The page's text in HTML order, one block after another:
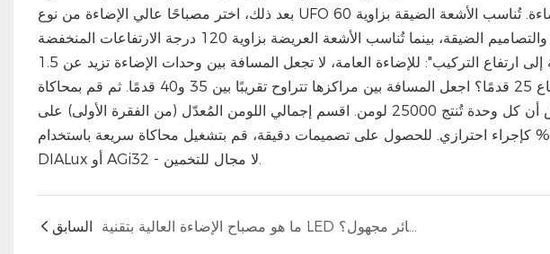
بعد ذلك، اختر مصباحًا عالي الإضاءة من نوع UFO بزاوية شعاع تتناسب مع المسافة بين وحدات الإضاءة. تُناسب الأشعة الضيقة بزاوية 60
درجة الأسقف التي يزيد ارتفاعها عن 40 قدمًا والتصاميم الضيقة، بينما تُناسب الأشعة العريضة بزاوية 120 درجة الارتفاعات المنخفضة
والأرضيات المفتوحة. استخدم قاعدة "نسبة المسافة إلى ارتفاع التركيب": للإضاءة العامة، لا تجعل المسافة بين وحدات الإضاءة تزيد عن 1.5
ضعف ارتفاع تركيبها. هل تُركّب مصباحًا على ارتفاع 25 قدمًا؟ اجعل المسافة بين مراكزها تتراوح تقريبًا بين 35 و40 قدمًا. ثم قم بمحاكاة
الإضاءة باستخدام ناتج لومن واحد لكل وحدة. لنفترض أن كل وحدة تُنتج 25000 لومن. اقسم إجمالي اللومن المُعدّل (من الفقرة الأولى) على
25000 للحصول على الكمية. أضف دائمًا 10-15% كإجراء احترازي. للحصول على تصميمات دقيقة، قم بتشغيل محاكاة سريعة باستخدام
DIALux أو AGi32 - لا مجال للتخمين.
السابق ما هو مصباح الإضاءة العالية بتقنية LED على شكل جسم طائر مجهول؟